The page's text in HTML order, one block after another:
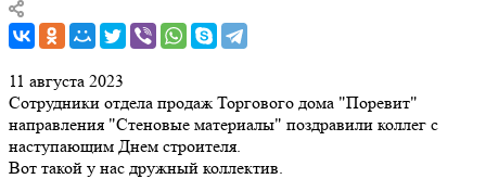
11 августа 2023
Сотрудники отдела продаж Торгового дома "Поревит"
направления "Стеновые материалы" поздравили коллег с
наступающим Днем строителя.
Вот такой у нас дружный коллектив.